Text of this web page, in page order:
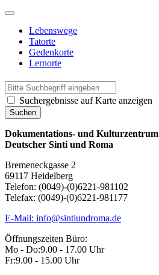
Skip
contentLebenswege
Tatorte
Gedenkorte
Lernorte
Suchergebnisse auf Karte anzeigen
Dokumentations- und Kulturzentrum
Deutscher Sinti und Roma
Bremeneckgasse 2
69117 Heidelberg
Telefon: (0049)-(0)6221-981102
Telefax: (0049)-(0)6221-981177
E-Mail: info@sintiundroma.de
Öffnungszeiten Büro:
Mo - Do:9.00 - 17.00 Uhr
Fr:9.00 - 15.00 Uhr